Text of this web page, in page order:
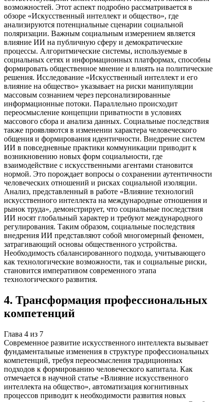
возможностей. Этот аспект подробно рассматривается в
обзоре «Искусственный интеллект и общество», где
анализируются потенциальные сценарии социальной
поляризации. Важным социальным измерением является
влияние ИИ на публичную сферу и демократические
процессы. Алгоритмические системы, используемые в
социальных сетях и информационных платформах, способны
формировать общественное мнение и влиять на политические
решения. Исследование «Искусственный интеллект и его
влияние на общество» указывает на риски манипуляции
массовым сознанием через персонализированные
информационные потоки. Параллельно происходит
переосмысление концепции приватности в условиях
массового сбора и анализа данных. Социальные последствия
также проявляются в изменении характера человеческого
общения и формирования идентичности. Внедрение систем
ИИ в повседневные практики коммуникации приводит к
возникновению новых форм социальности, где
взаимодействие с искусственными агентами становится
нормой. Это порождает вопросы о сохранении аутентичности
человеческих отношений и рисках социальной изоляции.
Анализ, представленный в работе «Влияние технологий
искусственного интеллекта на международные отношения и
рынок труда», демонстрирует, что социальные последствия
ИИ носят глобальный характер и требуют международного
регулирования. Таким образом, социальные последствия
внедрения ИИ представляют собой многомерный феномен,
затрагивающий основы общественного устройства.
Необходимость сбалансированного подхода, учитывающего
как технологические возможности, так и социальные риски,
становится императивом современного этапа
технологического развития.
4. Трансформация профессиональных
компетенций
Глава 4 из 7
Современное развитие искусственного интеллекта вызывает
фундаментальные изменения в структуре профессиональных
компетенций, требуя переосмысления традиционных
подходов к формированию человеческого капитала. Как
отмечается в научной статье «Влияние искусственного
интеллекта на общество», автоматизация когнитивных
процессов приводит к необходимости развития новых